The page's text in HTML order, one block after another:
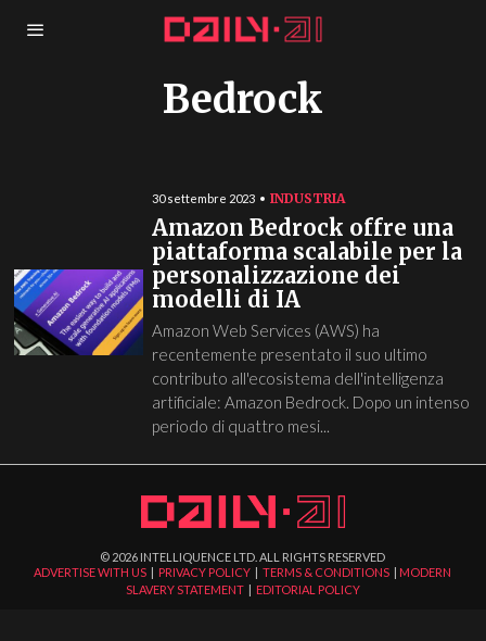
Bedrock
30 settembre 2023 INDUSTRIA
Amazon Bedrock offre una
piattaforma scalabile per la
personalizzazione dei
modelli di IA
Amazon Web Services (AWS) ha
recentemente presentato il suo ultimo
contributo all'ecosistema dell'intelligenza
artificiale: Amazon Bedrock. Dopo un intenso
periodo di quattro mesi...
© 2026 INTELLIQUENCE LTD. ALL RIGHTS RESERVED
ADVERTISE WITH US | PRIVACY POLICY |TERMS & CONDITIONS | MODERN
SLAVERY STATEMENT| EDITORIAL POLICY